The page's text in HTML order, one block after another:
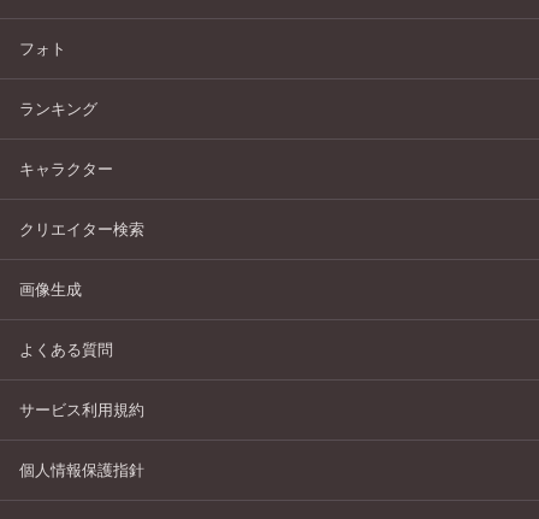
フォト
ランキング
キャラクター
クリエイター検索
画像生成
よくある質問
サービス利用規約
個人情報保護指針